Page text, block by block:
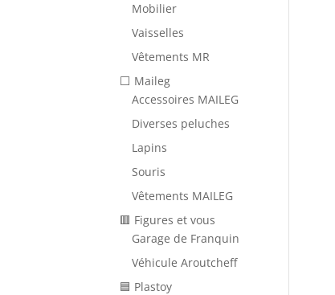
Mobilier
Vaisselles
Vêtements MR
⬜ Maileg
Accessoires MAILEG
Diverses peluches
Lapins
Souris
Vêtements MAILEG
🟥 Figures et vous
Garage de Franquin
Véhicule Aroutcheff
🟦 Plastoy